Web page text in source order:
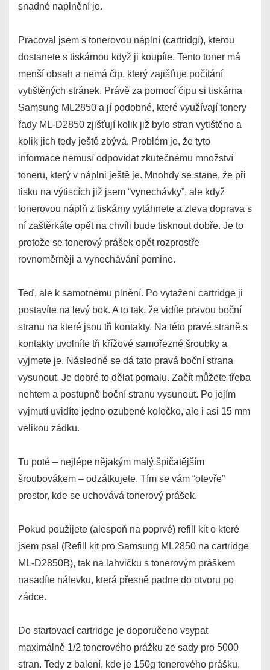
snadné naplnění je.
Pracoval jsem s tonerovou náplní (cartridgí), kterou
dostanete s tiskárnou když ji koupíte. Tento toner má
menší obsah a nemá čip, který zajišťuje počítání
vytištěných stránek. Právě za pomocí čipu si tiskárna
Samsung ML2850 a jí podobné, které využívají tonery
řady ML-D2850 zjišťují kolik již bylo stran vytištěno a
kolik jich tedy ještě zbývá. Problém je, že tyto
informace nemusí odpovídat zkutečnému množství
toneru, který v náplni ještě je. Mnohdy se stane, že při
tisku na výtiscích již jsem “vynechávky”, ale když
tonerovou náplň z tiskárny vytáhnete a zleva doprava s
ní zaštěrkáte opět na chvíli bude tisknout dobře. Je to
protože se tonerový prášek opět rozprostře
rovnoměrněji a vynechávání pomine.
Teď, ale k samotnému plnění. Po vytažení cartridge ji
postavíte na levý bok. A to tak, že vidíte pravou boční
stranu na které jsou tři kontakty. Na této pravé straně s
kontakty uvolníte tři křížové samořezné šroubky a
vyjmete je. Následně se dá tato pravá boční strana
vysunout. Je dobré to dělat pomalu. Začít můžete třeba
nehtem a postupně boční stranu vysunout. Po jejím
vyjmutí uvidíte jedno ozubené kolečko, ale i asi 15 mm
velikou zádku.
Tu poté – nejlépe nějakým malý špičatějším
šroubovákem – odzátkujete. Tím se vám “otevře”
prostor, kde se uchovává tonerový prášek.
Pokud použijete (alespoň na poprvé) refill kit o které
jsem psal (Refill kit pro Samsung ML2850 na cartridge
ML-D2850B), tak na lahvičku s tonerovým práškem
nasadíte nálevku, která přesně padne do otvoru po
zádce.
Do startovací cartridge je doporučeno vsypat
maximálně 1/2 tonerového prážku ze sady pro 5000
stran. Tedy z balení, kde je 150g tonerového prášku,